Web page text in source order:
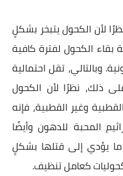
لأن الكحول يتبخر بشكلٍ
بقاء الكحول لفترة كافية
وبالتالي، تقل احتمالية
ذلك، نظرًا لأن الكحول
وغير القطبية، فإنه
المحبة للدهون وأيضًا
ما يؤدي إلى قتلها بشكلٍ
كعامل تنظيف.